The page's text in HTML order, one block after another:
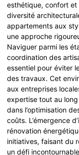
esthétique, confort
diversité
appartements aux
une approche
Naviguer parmi les
coordination des
essentiel pour éviter
des travaux. Cet
aux entreprises
expertise tout au
dans l’optimisation
coûts. L’émergence
rénovation
initiatives, faisant du
un défi